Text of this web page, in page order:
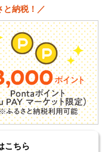
と納税！／
こちら